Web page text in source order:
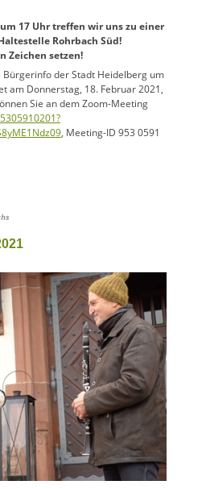
17 Uhr treffen wir uns zu einer
Rohrbach Süd!
Zeichen setzen!
der Stadt Heidelberg um
am Donnerstag, 18. Februar 2021,
Sie an dem Zoom-Meeting
, Meeting-ID 953 0591